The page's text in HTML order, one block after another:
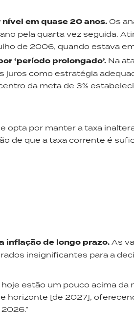
em quase 20 anos. Os
pela quarta vez seguida.
de 2006, quando estava em
‘período prolongado’. Na
juros como estratégia
da meta de 3%
opta por manter a taxa
de que a taxa corrente é
inflação de longo prazo. As
insignificantes para a
estão um pouco acima da
horizonte [de 2027],